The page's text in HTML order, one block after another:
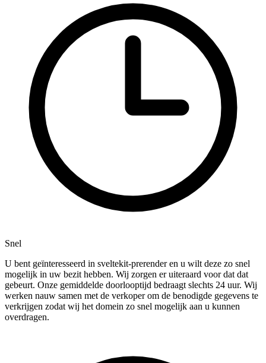
Snel
U bent geïnteresseerd in sveltekit-prerender en u wilt deze zo snel
mogelijk in uw bezit hebben. Wij zorgen er uiteraard voor dat dat
gebeurt. Onze gemiddelde doorlooptijd bedraagt slechts 24 uur. Wij
werken nauw samen met de verkoper om de benodigde gegevens te
verkrijgen zodat wij het domein zo snel mogelijk aan u kunnen
overdragen.